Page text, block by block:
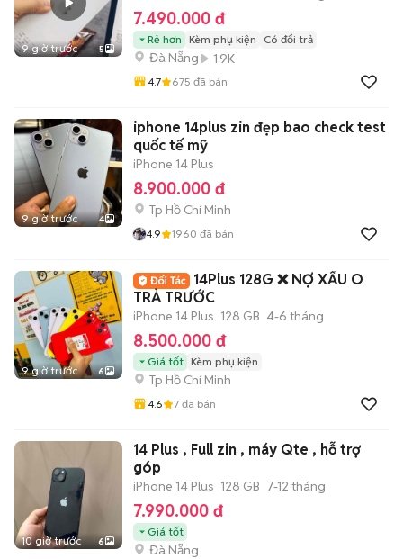
9 giờ trước 5
7.490.000 đ
Rẻ hơn Kèm phụ kiện Có đổi trả
Đà Nẵng 1.9K
4.7 675 đã bán
9 giờ trước 4
iphone 14plus zin đẹp bao check test
quốc tế mỹ
iPhone 14 Plus
8.900.000 đ
Tp Hồ Chí Minh
4.9 1960 đã bán
9 giờ trước 6
14Plus 128G ❌ NỢ XẤU O
TRẢ TRƯỚC
iPhone 14 Plus 128 GB 4-6 tháng
8.500.000 đ
Giá tốt Kèm phụ kiện
Tp Hồ Chí Minh
4.6 7 đã bán
10 giờ trước 6
14 Plus , Full zin , máy Qte , hỗ trợ
góp
iPhone 14 Plus 128 GB 7-12 tháng
7.990.000 đ
Giá tốt
Đà Nẵng